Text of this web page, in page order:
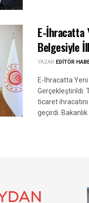
E-İhracatta
Belgesiyle
YAZAR EDITÖR
E-İhracatta
Gerçekleştirildi.
ticaret
geçirdi.